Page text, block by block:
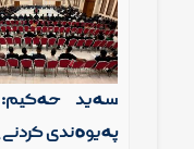
سەید حەكیم:
پەیوەندی